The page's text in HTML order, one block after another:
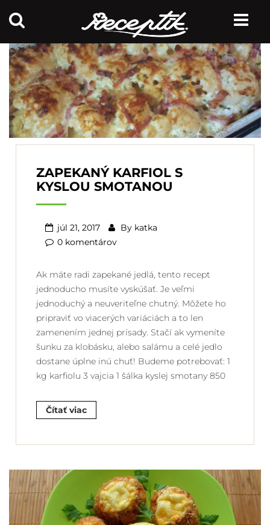
ZAPEKANÝ KARFIOL S
KYSLOU SMOTANOU
júl 21, 2017 By katka
0 komentárov
Ak máte radi zapekané jedlá, tento recept
jednoducho musíte vyskúšať. Je veľmi
jednoduchý a neuveriteľne chutný. Môžete ho
pripraviť vo viacerých variáciách a to len
zamenením jednej prísady. Stačí ak vymeníte
šunku za klobásku, alebo salámu a celé jedlo
dostane úplne inú chuť! Budeme potrebovať: 1
kg karfiolu 3 vajcia 1 šálka kyslej smotany 850
Čítať viac